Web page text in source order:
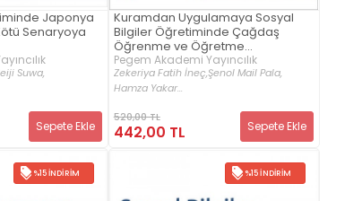
Japonya
Senaryoya
Suwa,
Sepete Ekle
Kuramdan Uygulamaya Sosyal
Bilgiler Öğretiminde Çağdaş
Öğrenme ve Öğretme
Yaklaşımları
Pegem Akademi Yayıncılık
Zekeriya Fatih İneç,Şenol Mail Pala,
Hamza Yakar...
520,00 TL
442,00 TL Sepete Ekle
%15 İNDIRIM %15 İNDIRIM